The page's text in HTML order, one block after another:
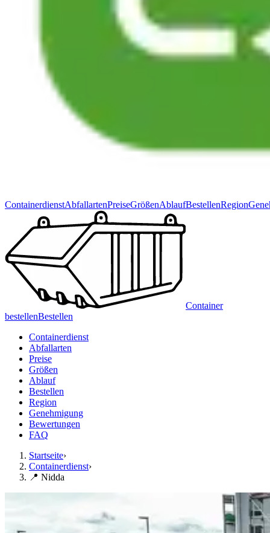
ContainerdienstAbfallartenPreiseGrößenAblaufBestellenRegion
Container
bestellenBestellen
Containerdienst
Abfallarten
Preise
Größen
Ablauf
Bestellen
Region
Genehmigung
Bewertungen
FAQ
Startseite›
Containerdienst›
📍 Nidda